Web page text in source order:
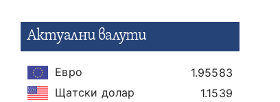
Актуални валути
Евро
1.95583
Щатски долар
1.1539